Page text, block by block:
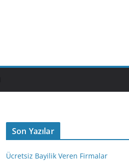
Son Yazılar
Ücretsiz Bayilik Veren Firmalar